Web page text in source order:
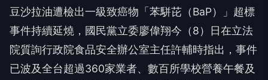
豆沙拉油遭檢出一級致癌物「苯駢芘（BaP）」超標
事件持續延燒，國民黨立委廖偉翔今（8）日在立法
院質詢行政院食品安全辦公室主任許輔時指出，事件
已波及全台超過360家業者、數百所學校營養午餐及